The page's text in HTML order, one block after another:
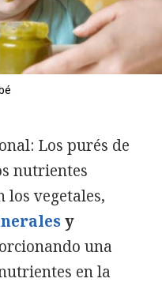
Los purés de
nutrientes
los vegetales,
y
una
en la